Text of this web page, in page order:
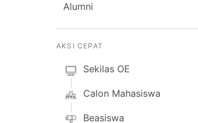
Alumni
AKSI CEPAT
Sekilas OE
Calon Mahasiswa
Beasiswa